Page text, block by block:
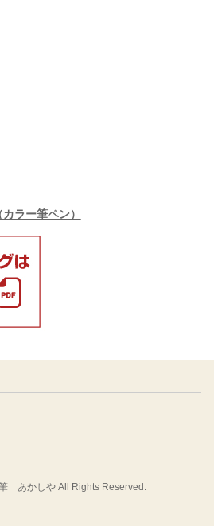
ラー筆ペン）
あかしや All Rights Reserved.